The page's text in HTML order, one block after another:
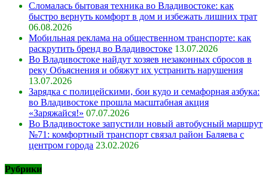
Сломалась бытовая техника во Владивостоке: как
быстро вернуть комфорт в дом и избежать лишних трат
06.08.2026
Мобильная реклама на общественном транспорте: как
раскрутить бренд во Владивостоке 13.07.2026
Во Владивостоке найдут хозяев незаконных сбросов в
реку Объяснения и обяжут их устранить нарушения
13.07.2026
Зарядка с полицейскими, бои кудо и семафорная азбука:
во Владивостоке прошла масштабная акция
«Заряжайся!» 07.07.2026
Во Владивостоке запустили новый автобусный маршрут
№71: комфортный транспорт связал район Баляева с
центром города 23.02.2026
Рубрики